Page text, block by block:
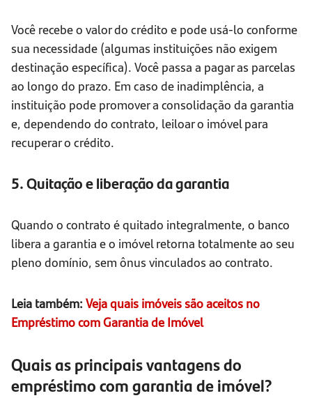
Você recebe o valor do crédito e pode usá-lo conforme
sua necessidade (algumas instituições não exigem
destinação específica). Você passa a pagar as parcelas
ao longo do prazo. Em caso de inadimplência, a
instituição pode promover a consolidação da garantia
e, dependendo do contrato, leiloar o imóvel para
recuperar o crédito.
5. Quitação e liberação da garantia
Quando o contrato é quitado integralmente, o banco
libera a garantia e o imóvel retorna totalmente ao seu
pleno domínio, sem ônus vinculados ao contrato.
Leia também: Veja quais imóveis são aceitos no
Empréstimo com Garantia de Imóvel
Quais as principais vantagens do
empréstimo com garantia de imóvel?